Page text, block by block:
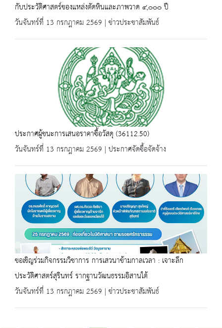
กับประวัติศาสตร์ของแหล่งตัดหินและภาพวาด ๔,๐๐๐ ปี
วันจันทร์ที่ 13 กรกฎาคม 2569 | ข่าวประชาสัมพันธ์
ประกาศผู้ชนะการเสนอราคาซื้อวัสดุ (36112.50)
วันจันทร์ที่ 13 กรกฎาคม 2569 | ประกาศจัดซื้อจัดจ้าง
ขอเชิญร่วมกิจกรรมวิชาการ การเสวนาข้ามกาลเวลา : เจาะลึก
ประวัติศาสตร์สุรินทร์ รากฐานวัฒนธรรมอิสานใต้
วันจันทร์ที่ 13 กรกฎาคม 2569 | ข่าวประชาสัมพันธ์